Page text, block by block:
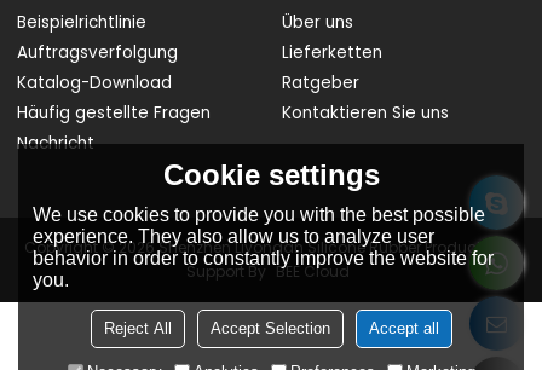
Beispielrichtlinie
Auftragsverfolgung
Katalog-Download
Häufig gestellte Fragen
Nachricht
Über uns
Lieferketten
Ratgeber
Kontaktieren Sie uns
Copyright © 2026Shenzhen Liyongan Silicone Rubber Products Co.
Support By BEE Cloud
Cookie settings
We use cookies to provide you with the best possible
experience. They also allow us to analyze user
behavior in order to constantly improve the website for
you.
Reject All Accept Selection Accept all